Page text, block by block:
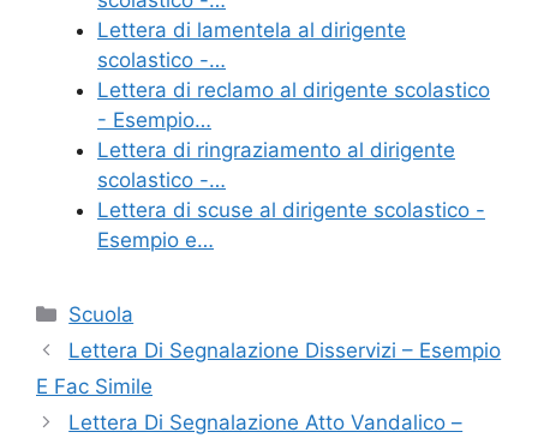
o
o
k
di
Lettera di lamentela al dirigente
scolastico -…
Lettera di reclamo al dirigente scolastico
- Esempio…
Lettera di ringraziamento al dirigente
scolastico -…
Lettera di scuse al dirigente scolastico -
Esempio e…
Categorie
Scuola
Lettera Di Segnalazione Disservizi – Esempio
E Fac Simile
Lettera Di Segnalazione Atto Vandalico –